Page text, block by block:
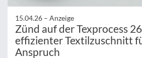
15.04.26 – Anzeige
Zünd auf der Texprocess
effizienter Textilzuschnitt
Anspruch